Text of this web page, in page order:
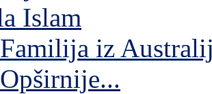
Familija iz
Opširnije...